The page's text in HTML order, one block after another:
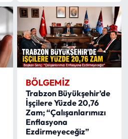
BÖLGEMIZ
Trabzon Büyükşehir’de
İşçilere Yüzde 20,76
Zam; “Çalışanlarımızı
Enflasyona
Ezdirmeyeceğiz”